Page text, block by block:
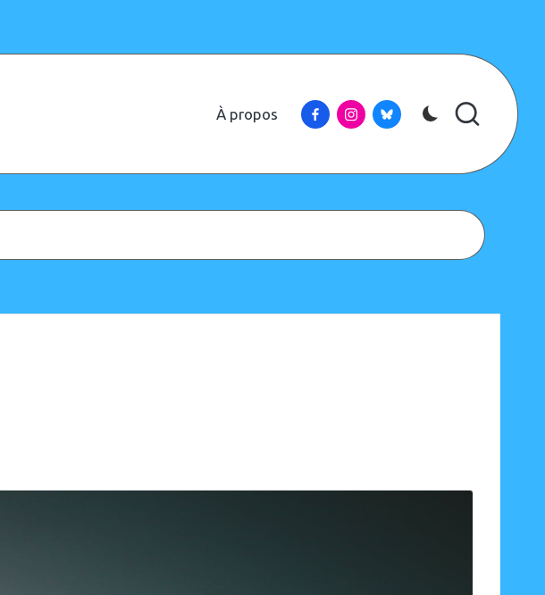
À propos FacebookInstagram
Bluesky